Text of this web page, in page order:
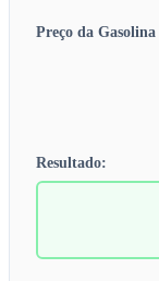
Preço da
Resultado: